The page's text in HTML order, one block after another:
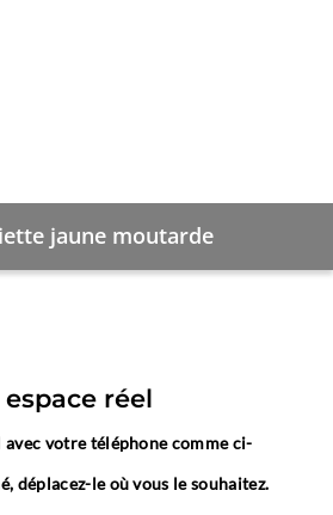
jaune moutarde
réel
avec votre téléphone comme ci-
déplacez-le où vous le souhaitez.